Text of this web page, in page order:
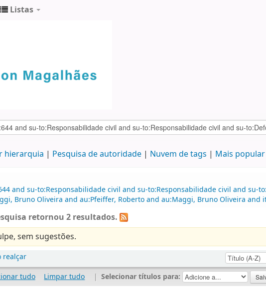
Listas
hierarquia Pesquisa de autoridade Nuvem de tags Mais popular
and su-to:Responsabilidade civil and su-to:Responsabilidade civil and su-
Bruno Oliveira and au:Pfeiffer, Roberto and au:Maggi, Bruno Oliveira and
retornou 2 resultados.
sem sugestões.
realçar
tudo
Limpar tudo | Selecionar títulos para: